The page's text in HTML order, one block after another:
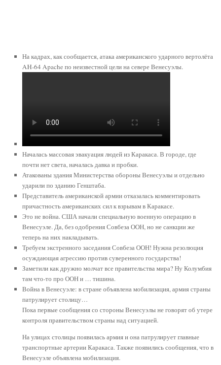
На кадрах, как сообщается, атака американского ударного вертолёта
AH-64 Apache по неизвестной цели на севере Венесуэлы.
Началась массовая эвакуация людей из Каракаса. В городе, где
почти нет света, началась давка и пробки.
Атакованы здания Министерства обороны Венесуэлы и отдельно
ударили по зданию Генштаба.
Представитель американской армии отказалась комментировать
причастность американских сил к взрывам в Каракасе.
Это не война. США начали специальную военную операцию в
Венесуэле. Да, без одобрения Совбеза ООН, но не санкции же
теперь на них накладывать.
Требуем экстренного заседания Совбеза ООН! Нужна резолюция
осуждающая агрессию против суверенного государства!
Заметили как дружно молчат все правительства мира? Ну Колумбия
там что-то про ООН и … тишина.
Война в Венесуэле: в стране объявлена мобилизация, армия страны
патрулирует столицу…
Пока первые сообщения со стороны Венесуэлы не говорят об утере
контроля правительством страны над ситуацией.
На улицах столицы появилась армия и она патрулирует главные
транспортные артерии Каракаса. Также появились сообщения, что в
Венесуэле объявлена мобилизация.